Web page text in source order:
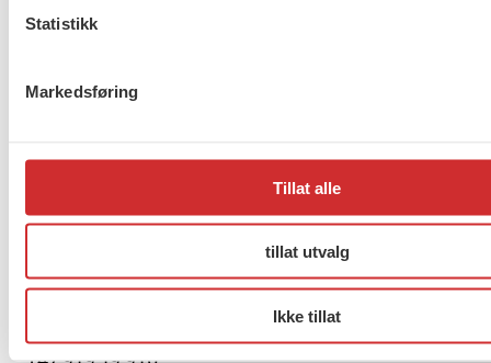
Statistikk
Markedsføring
Tillat alle
tillat utvalg
Ikke tillat
Mariboes gate 13
0506 OSLO